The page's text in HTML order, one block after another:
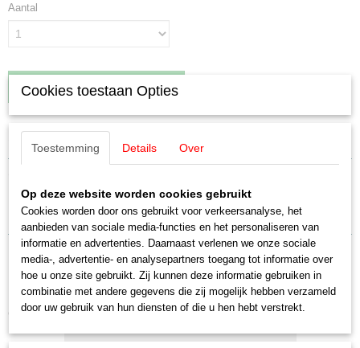
Aantal
IN WINKELWAGEN
Specificaties
Productcode leverancier
Schaal
Staat
Nieuw
Märklin E34255105 Sleper
Ook interessant
Cookies toestaan Opties
Toestemming Details Over
Op deze website worden cookies gebruikt
Cookies worden door ons gebruikt voor verkeersanalyse, het
aanbieden van sociale media-functies en het personaliseren van
informatie en advertenties. Daarnaast verlenen we onze sociale
media-, advertentie- en analysepartners toegang tot informatie over
hoe u onze site gebruikt. Zij kunnen deze informatie gebruiken in
combinatie met andere gegevens die zij mogelijk hebben verzameld
door uw gebruik van hun diensten of die u hen hebt verstrekt.